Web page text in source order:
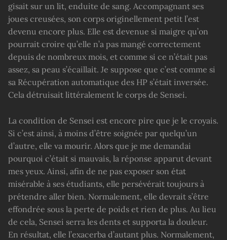
gisait sur un lit, enduite de sang. Accompagnant ses
joues creusées, son corps originellement petit l’est
devenu encore plus. Elle est devenue si maigre qu’on
pourrait croire qu’elle n’a pas mangé correctement
depuis de nombreux mois, et comme si ce n’était pas
assez, sa peau s’écaillait. Je suppose que c’est comme si
sa Récupération automatique des HP s’était inversée.
Cela détruisait littéralement le corps de Sensei.
La condition de Sensei est encore pire que je le croyais.
Si c’est ainsi, à moins d’être soignée par quelqu’un
d’autre, elle va mourir. Alors que je me demandai
pourquoi c’était si mauvais, la réponse apparut devant
mes yeux. Ainsi, afin de ne pas exposer son état
misérable à ses étudiants, elle persévérait toujours à
prétendre aller bien. Normalement, elle devrait s’être
effondrée sous la perte de poids et rien de plus. Au lieu
de cela, Sensei serra les dents et supporta la douleur.
En résultat, elle l’exacerba d’autant plus. Normalement,